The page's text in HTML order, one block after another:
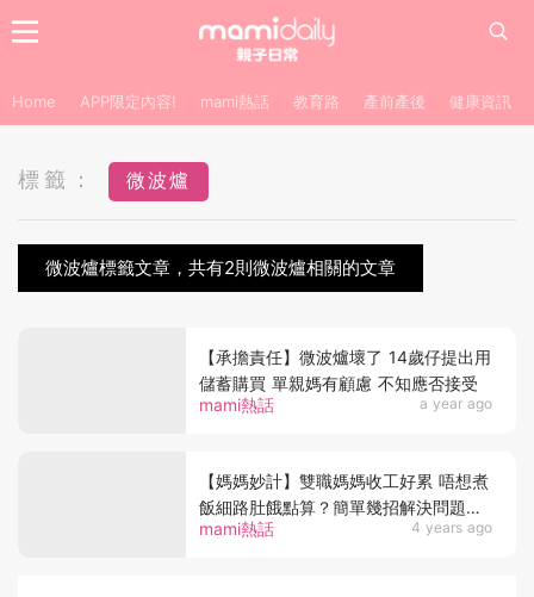
Home APP限定內容! mami熱話 教育路 產前產後 健康資訊
標籤： 微波爐
微波爐標籤文章，共有2則微波爐相關的文章
mami熱話 a year ago
【承擔責任】微波爐壞了 14歲仔提出用
儲蓄購買 單親媽有顧慮 不知應否接受
mami熱話 4 years ago
【媽媽妙計】雙職媽媽收工好累 唔想煮
飯細路肚餓點算？簡單幾招解決問題網
友讚天才